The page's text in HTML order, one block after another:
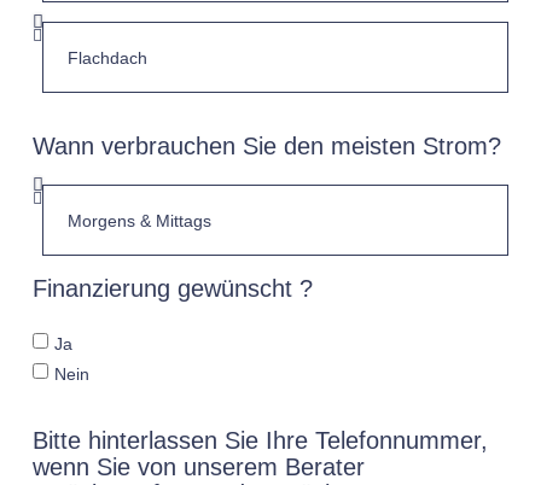
Wann verbrauchen Sie den meisten Strom?
Finanzierung gewünscht ?
Ja
Nein
Bitte hinterlassen Sie Ihre Telefonnummer,
wenn Sie von unserem Berater